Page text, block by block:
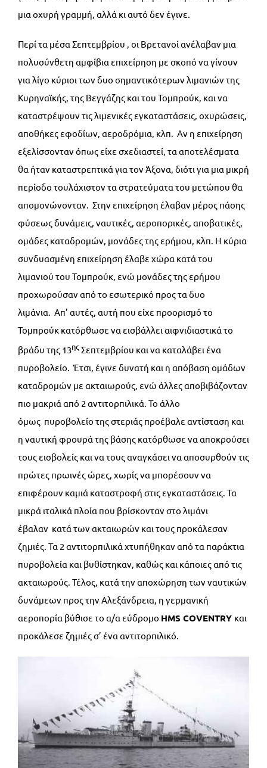
μια οχυρή γραμμή, αλλά κι αυτό δεν έγινε.
Περί τα μέσα Σεπτεμβρίου , οι Βρετανοί ανέλαβαν μια
πολυσύνθετη αμφίβια επιχείρηση με σκοπό να γίνουν
για λίγο κύριοι των δυο σημαντικότερων λιμανιών της
Κυρηναϊκής, της Βεγγάζης και του Τομπρούκ, και να
καταστρέψουν τις λιμενικές εγκαταστάσεις, οχυρώσεις,
αποθήκες εφοδίων, αεροδρόμια, κλπ. Αν η επιχείρηση
εξελίσσονταν όπως είχε σχεδιαστεί, τα αποτελέσματα
θα ήταν καταστρεπτικά για τον Άξονα, διότι για μια μικρή
περίοδο τουλάχιστον τα στρατεύματα του μετώπου θα
απομονώνονταν. Στην επιχείρηση έλαβαν μέρος πάσης
φύσεως δυνάμεις, ναυτικές, αεροπορικές, αποβατικές,
ομάδες καταδρομών, μονάδες της ερήμου, κλπ. Η κύρια
συνδυασμένη επιχείρηση έλαβε χώρα κατά του
λιμανιού του Τομπρούκ, ενώ μονάδες της ερήμου
προχωρούσαν από το εσωτερικό προς τα δυο
λιμάνια. Απ’ αυτές, αυτή που είχε προορισμό το
Τομπρούκ κατόρθωσε να εισβάλλει αιφνιδιαστικά το
βράδυ της 13ηςΣεπτεμβρίου και να καταλάβει ένα
πυροβολείο. Έτσι, έγινε δυνατή και η απόβαση ομάδων
καταδρομών με ακταιωρούς, ενώ άλλες αποβιβάζονταν
πιο μακριά από 2 αντιτορπιλικά. Το άλλο
όμως πυροβολείο της στεριάς προέβαλε αντίσταση και
η ναυτική φρουρά της βάσης κατόρθωσε να αποκρούσει
τους εισβολείς και να τους αναγκάσει να αποσυρθούν τις
πρώτες πρωινές ώρες, χωρίς να μπορέσουν να
επιφέρουν καμιά καταστροφή στις εγκαταστάσεις. Τα
μικρά ιταλικά πλοία που βρίσκονταν στο λιμάνι
έβαλαν κατά των ακταιωρών και τους προκάλεσαν
ζημιές. Τα 2 αντιτορπιλικά χτυπήθηκαν από τα παράκτια
πυροβολεία και βυθίστηκαν, καθώς και κάποιες από τις
ακταιωρούς. Τέλος, κατά την αποχώρηση των ναυτικών
δυνάμεων προς την Αλεξάνδρεια, η γερμανική
αεροπορία βύθισε το α/α εύδρομο HMS COVENTRY και
προκάλεσε ζημιές σ’ ένα αντιτορπιλικό.